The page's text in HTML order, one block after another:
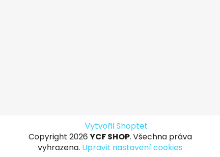
Vytvořil Shoptet
Copyright 2026 YCF SHOP. Všechna práva
vyhrazena. Upravit nastavení cookies